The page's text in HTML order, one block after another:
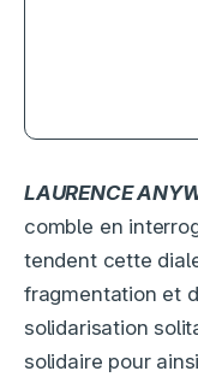
LAURENCE
comble en
tendent cette
fragmentation et
solidarisation
solidaire pour